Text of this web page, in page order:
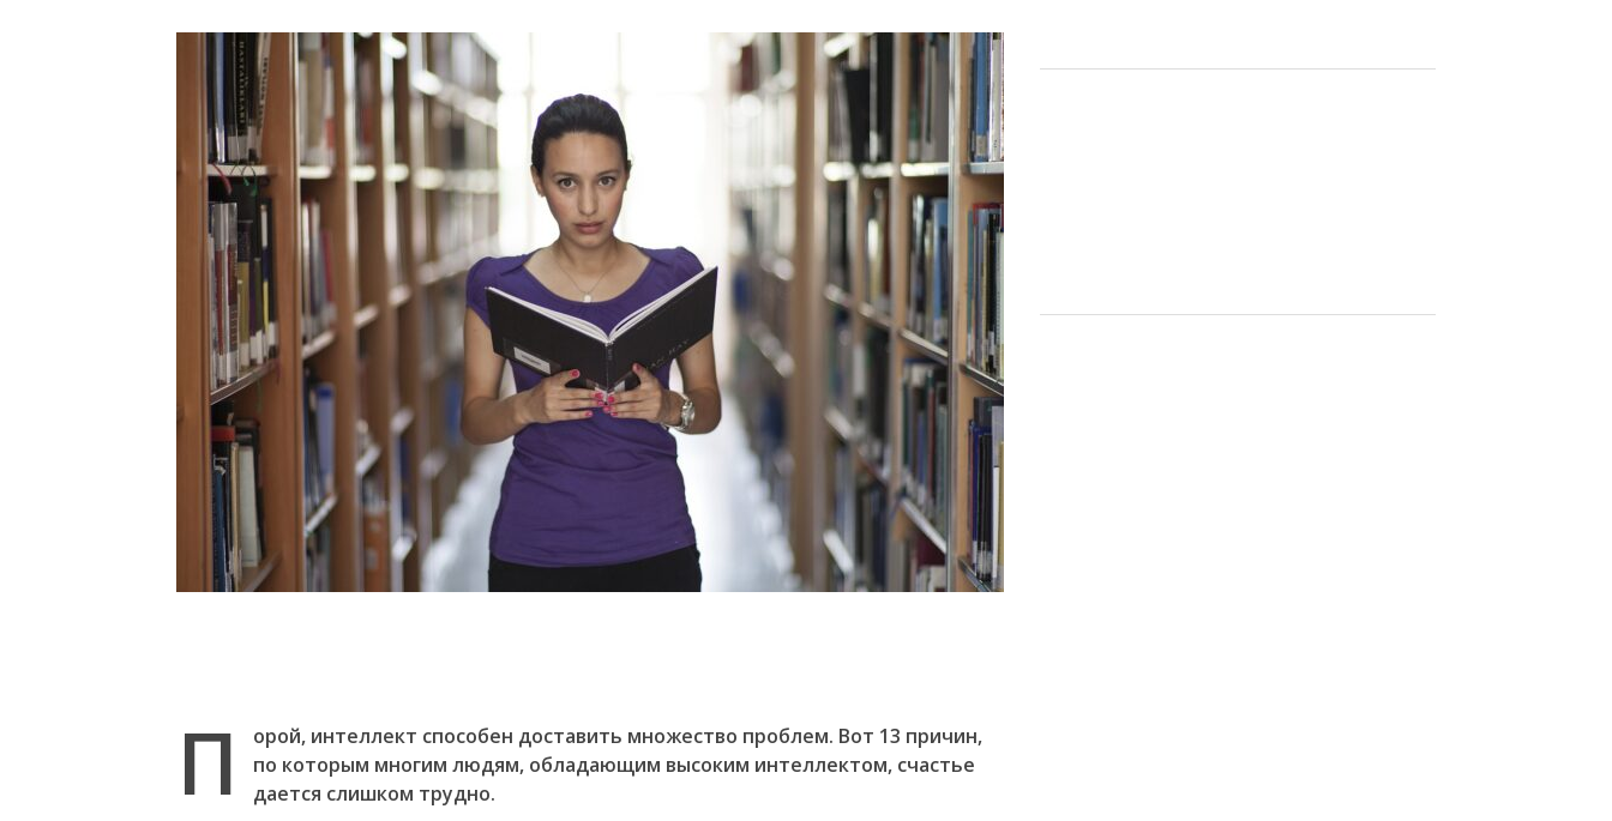
П
орой, интеллект способен доставить множество проблем. Вот 13 причин,
по которым многим людям, обладающим высоким интеллектом, счастье
дается слишком трудно.